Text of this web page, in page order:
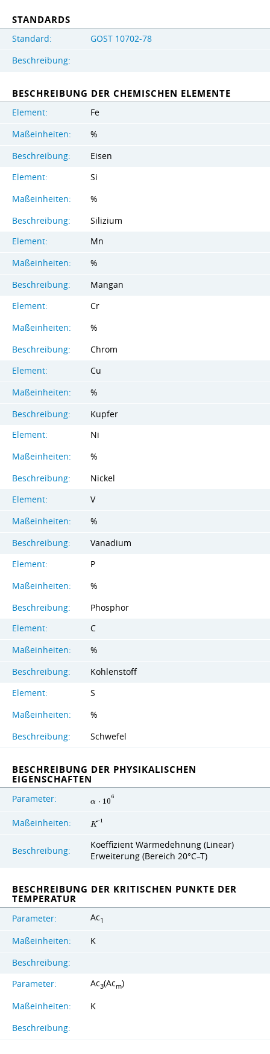
STANDARDS
Standard:
GOST 10702-78
Beschreibung:
BESCHREIBUNG DER CHEMISCHEN ELEMENTE
Element:
Fe
Maßeinheiten:
%
Beschreibung:
Eisen
Element:
Si
Maßeinheiten:
%
Beschreibung:
Silizium
Element:
Mn
Maßeinheiten:
%
Beschreibung:
Mangan
Element:
Cr
Maßeinheiten:
%
Beschreibung:
Chrom
Element:
Cu
Maßeinheiten:
%
Beschreibung:
Kupfer
Element:
Ni
Maßeinheiten:
%
Beschreibung:
Nickel
Element:
V
Maßeinheiten:
%
Beschreibung:
Vanadium
Element:
P
Maßeinheiten:
%
Beschreibung:
Phosphor
Element:
C
Maßeinheiten:
%
Beschreibung:
Kohlenstoff
Element:
S
Maßeinheiten:
%
Beschreibung:
Schwefel
BESCHREIBUNG DER PHYSIKALISCHEN
EIGENSCHAFTEN
Parameter: α ⋅ 10
6
Maßeinheiten: K−1
Beschreibung:
Koeffizient Wärmedehnung (Linear)
Erweiterung (Bereich 20°C–T)
BESCHREIBUNG DER KRITISCHEN PUNKTE DER
TEMPERATUR
Parameter: Ac1
Maßeinheiten:
K
Beschreibung:
Parameter:
Ac3(Acm)
Maßeinheiten:
K
Beschreibung: